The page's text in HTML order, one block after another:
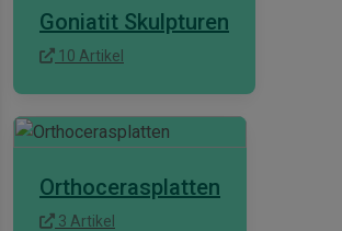
Goniatit Skulpturen
10 Artikel
Orthocerasplatten
3 Artikel